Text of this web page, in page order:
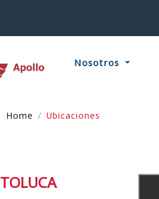
Nosotros
Home Ubicaciones
TOLUCA